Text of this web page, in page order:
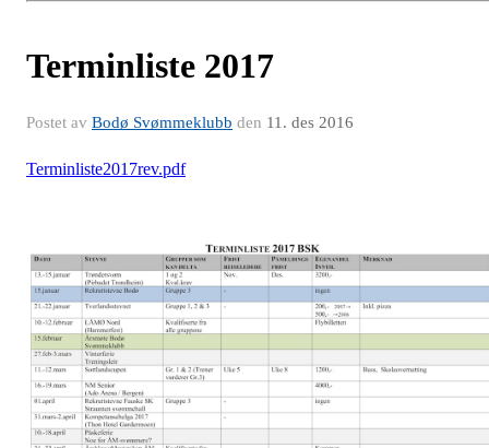
Terminliste 2017
Postet av Bodø Svømmeklubb den 11. des 2016
Terminliste2017rev.pdf